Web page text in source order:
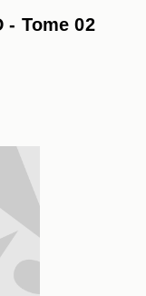
- Tome 02